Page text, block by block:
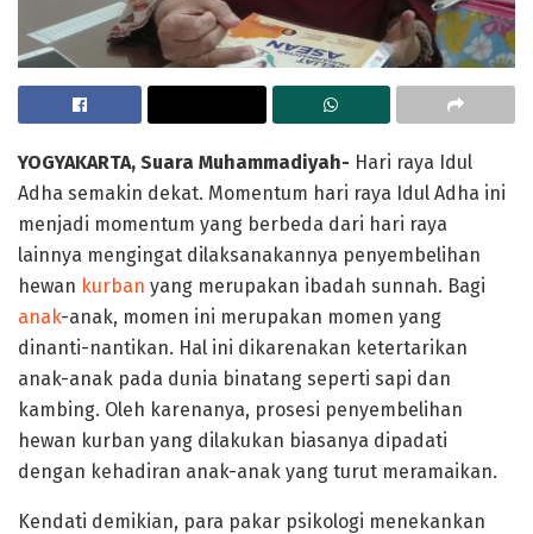
YOGYAKARTA, Suara Muhammadiyah- Hari raya Idul
Adha semakin dekat. Momentum hari raya Idul Adha ini
menjadi momentum yang berbeda dari hari raya
lainnya mengingat dilaksanakannya penyembelihan
hewan kurban yang merupakan ibadah sunnah. Bagi
anak-anak, momen ini merupakan momen yang
dinanti-nantikan. Hal ini dikarenakan ketertarikan
anak-anak pada dunia binatang seperti sapi dan
kambing. Oleh karenanya, prosesi penyembelihan
hewan kurban yang dilakukan biasanya dipadati
dengan kehadiran anak-anak yang turut meramaikan.
Kendati demikian, para pakar psikologi menekankan